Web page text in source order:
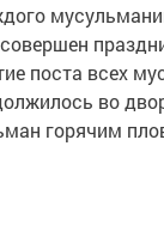
поста всех
во
горячим